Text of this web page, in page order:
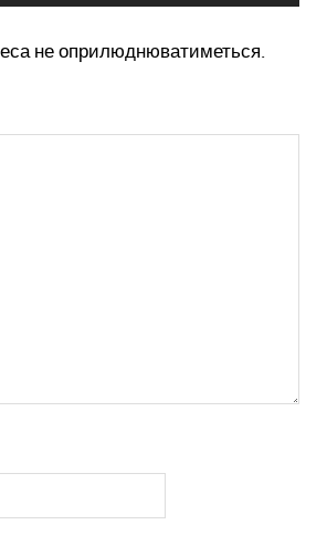
не оприлюднюватиметься.